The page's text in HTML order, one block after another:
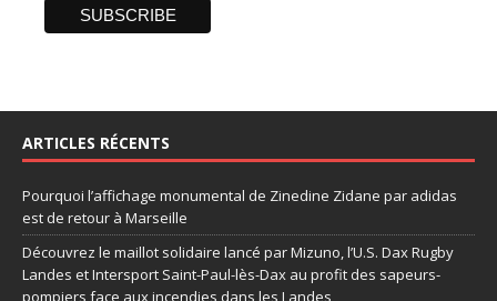
ARTICLES RÉCENTS
Pourquoi l’affichage monumental de Zinedine Zidane par adidas
est de retour à Marseille
Découvrez le maillot solidaire lancé par Mizuno, l’U.S. Dax Rugby
Landes et Intersport Saint-Paul-lès-Dax au profit des sapeurs-
pompiers face aux incendies dans les Landes